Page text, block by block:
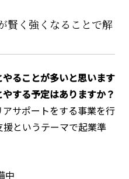
賢く強くなることで解
ることが多いと思います
する予定はありますか？
サポートをする事業を行
というテーマで起業準